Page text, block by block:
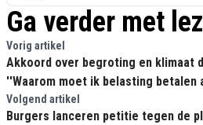
Ga verder met
Vorig artikel
Akkoord over begroting en klimaat
''Waarom moet ik belasting betalen
beslissingen niet meer kan vinden?''
Volgend artikel
Burgers lanceren petitie tegen de